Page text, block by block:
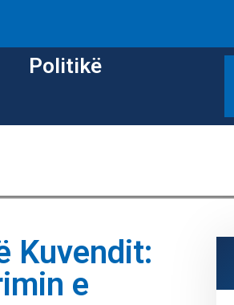
Politikë
Kuvendit:
e